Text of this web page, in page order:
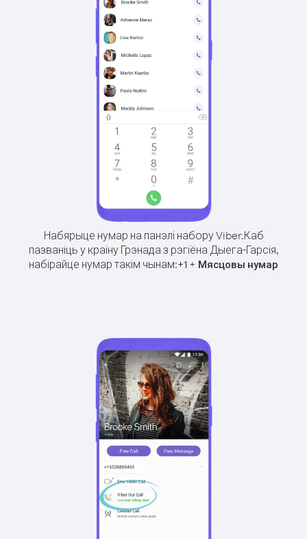
Набярыце нумар на панэлі набору Viber.Каб
пазваніць у краіну Грэнада з рэгіёна Дыега-Гарсія,
набірайце нумар такім чынам:+1 + Мясцовы нумар